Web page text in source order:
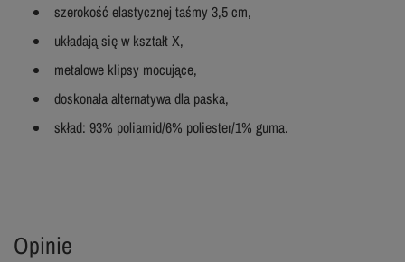
szerokość elastycznej taśmy 3,5 cm,
układają się w kształt X,
metalowe klipsy mocujące,
doskonała alternatywa dla paska,
skład: 93% poliamid/6% poliester/1% guma.
Opinie